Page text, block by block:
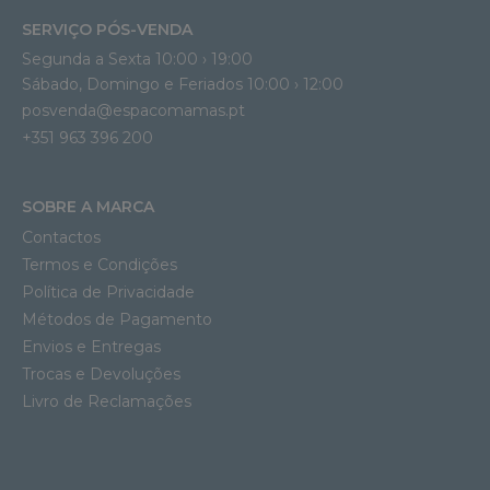
SERVIÇO PÓS-VENDA
Segunda a Sexta 10:00 › 19:00
Sábado, Domingo e Feriados 10:00 › 12:00
posvenda@espacomamas.pt
+351 963 396 200
SOBRE A MARCA
Contactos
Termos e Condições
Política de Privacidade
Métodos de Pagamento
Envios e Entregas
Trocas e Devoluções
Livro de Reclamações